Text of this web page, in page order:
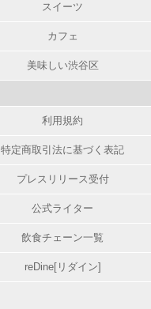
スイーツ
カフェ
美味しい渋谷区
利用規約
特定商取引法に基づく表記
プレスリリース受付
公式ライター
飲食チェーン一覧
reDine[リダイン]